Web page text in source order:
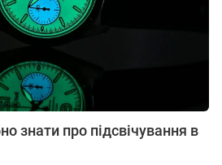
знати про підсвічування в